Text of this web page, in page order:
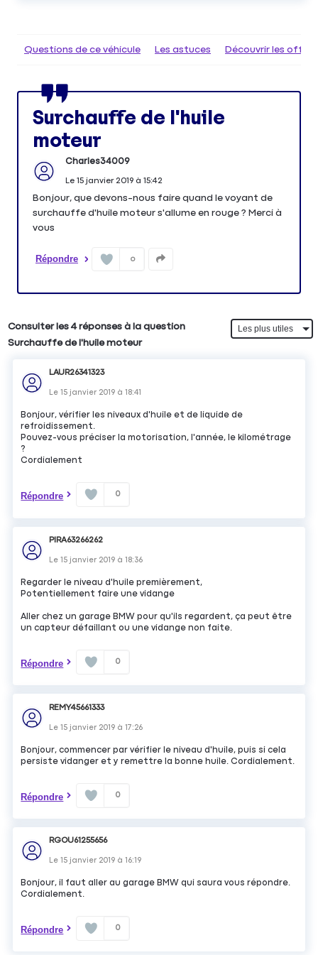
Questions de ce véhicule Les astuces Découvrir les
Surchauffe de l'huile
moteur
Charles34009
Le 15 janvier 2019à 15:42
Bonjour, que devons-nous faire quand le voyant de
surchauffe d'huile moteur s'allume en rouge ? Merci à
vous
Répondre 0
Consulter les 4 réponses à la question
Surchauffe de l'huile moteur
LAUR26341323
Le15 janvier 2019 à18:41
Bonjour, vérifier les niveaux d'huile et de liquide de
refroidissement.
Pouvez-vous préciser la motorisation, l'année, le kilométrage
?
Cordialement
Répondre 0
PIRA63266262
Le15 janvier 2019 à18:36
Regarder le niveau d'huile premièrement,
Potentiellement faire une vidange
Aller chez un garage BMW pour qu'ils regardent, ça peut être
un capteur défaillant ou une vidange non faite.
Répondre 0
REMY45661333
Le15 janvier 2019 à17:26
Bonjour, commencer par vérifier le niveau d'huile, puis si cela
persiste vidanger et y remettre la bonne huile. Cordialement.
Répondre 0
RGOU61255656
Le15 janvier 2019 à16:19
Bonjour, il faut aller au garage BMW qui saura vous répondre.
Cordialement.
Répondre 0